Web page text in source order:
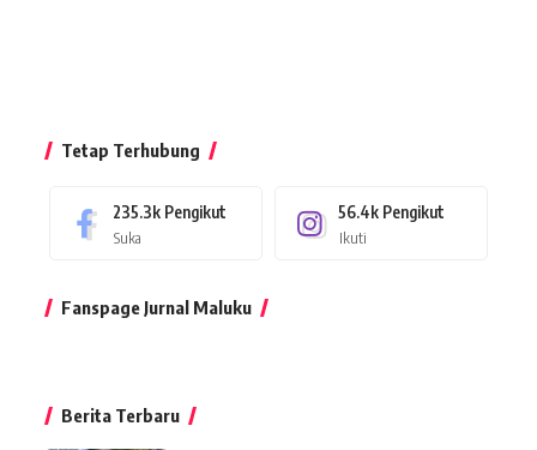
Tetap Terhubung
235.3k Pengikut
Suka
56.4k Pengikut
Ikuti
Fanspage Jurnal Maluku
Berita Terbaru